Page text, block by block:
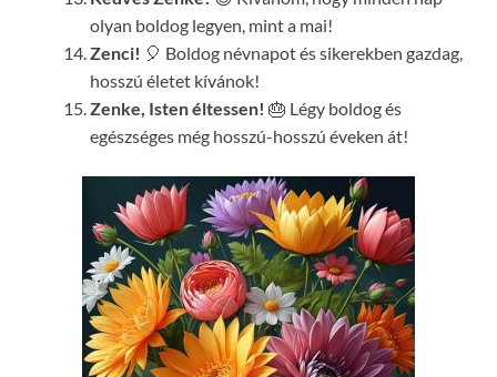
olyan boldog legyen, mint a mai!
Zenci! 🎈 Boldog névnapot és sikerekben gazdag,
hosszú életet kívánok!
Zenke, Isten éltessen! 🎂 Légy boldog és
egészséges még hosszú-hosszú éveken át!